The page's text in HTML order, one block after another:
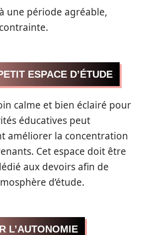
une période agréable,
ESPACE D’ÉTUDE
calme et bien éclairé pour
éducatives peut
améliorer la concentration
Cet espace doit être
aux devoirs afin de
d’étude.
L’AUTONOMIE